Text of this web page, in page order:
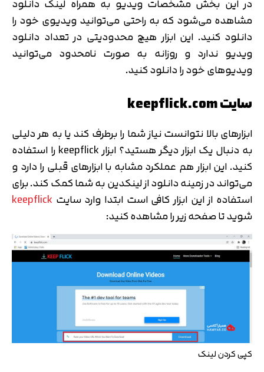
مشاهده می‌شود که به راحتی می‌توانید ویدیوی خود را
دانلود کنید. این ابزار هیچ محدودیتی در تعداد دانلود
ویدیو ندارد و روزانه به صورت نامحدود می‌توانید
ویدیوهای خود را دانلود کنید.
سایت keepflick.com
ابزارهای بالا نتوانست نیاز شما را برطرف کند یا به هر دلیلی
به دنبال یک ابزار دیگر هستید؟ ابزار keepflick را استفاده
کنید. این ابزار هم عملکرد مشابه با ابزارهای قبلی را دارد و
می‌تواند در زمینه دانلود از لینکدین به شما کمک کند. برای
استفاده از این ابزار کافی است ابتدا وارد سایت keepflick
شوید تا صفحه زیر را مشاهده کنید:
کپی کردن لینک